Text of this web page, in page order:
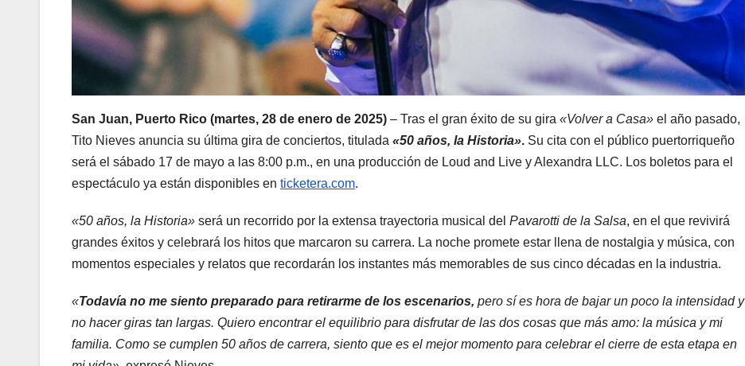
San Juan, Puerto Rico (martes, 28 de enero de 2025) – Tras el gran éxito de su gira «Volver a Casa» el año pasado,
Tito Nieves anuncia su última gira de conciertos, titulada «50 años, la Historia». Su cita con el público puertorriqueño
será el sábado 17 de mayo a las 8:00 p.m., en una producción de Loud and Live y Alexandra LLC. Los boletos para el
espectáculo ya están disponibles en ticketera.com.
«50 años, la Historia» será un recorrido por la extensa trayectoria musical del Pavarotti de la Salsa, en el que revivirá
grandes éxitos y celebrará los hitos que marcaron su carrera. La noche promete estar llena de nostalgia y música, con
momentos especiales y relatos que recordarán los instantes más memorables de sus cinco décadas en la industria.
«Todavía no me siento preparado para retirarme de los escenarios, pero sí es hora de bajar un poco la intensidad y
no hacer giras tan largas. Quiero encontrar el equilibrio para disfrutar de las dos cosas que más amo: la música y mi
familia. Como se cumplen 50 años de carrera, siento que es el mejor momento para celebrar el cierre de esta etapa en